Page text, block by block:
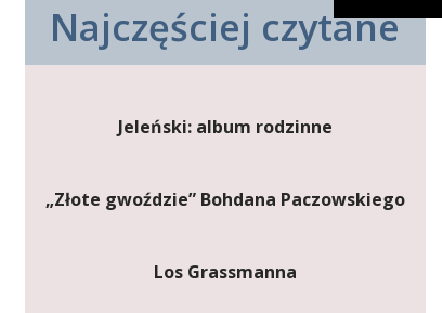
Najczęściej czytane
Jeleński: album rodzinne
„Złote gwoździe” Bohdana Paczowskiego
Los Grassmanna